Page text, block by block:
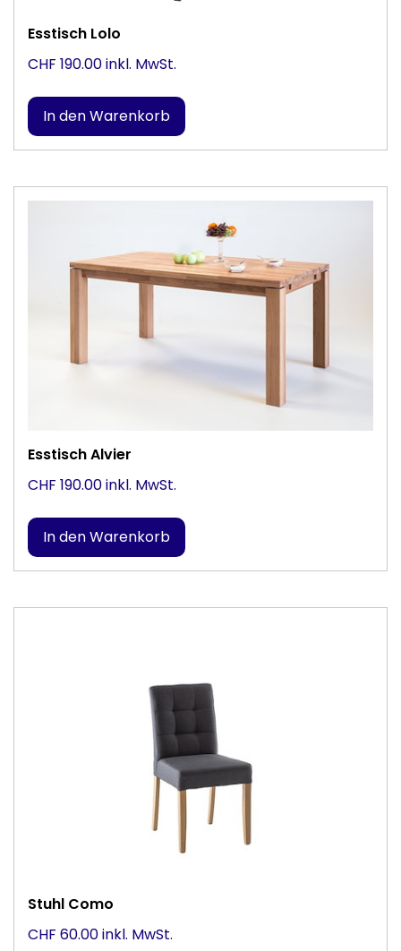
Esstisch Lolo
CHF 190.00 inkl. MwSt.
Esstisch Alvier
CHF 190.00 inkl. MwSt.
Stuhl Como
CHF 60.00 inkl. MwSt.